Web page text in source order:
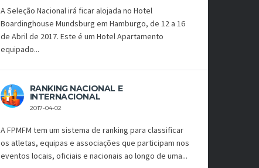
A Seleção Nacional irá ficar alojada no Hotel
Boardinghouse Mundsburg em Hamburgo, de 12 a 16
de Abril de 2017. Este é um Hotel Apartamento
equipado...
RANKING NACIONAL E
INTERNACIONAL
2017-04-02
A FPMFM tem um sistema de ranking para classificar
os atletas, equipas e associações que participam nos
eventos locais, oficiais e nacionais ao longo de uma...